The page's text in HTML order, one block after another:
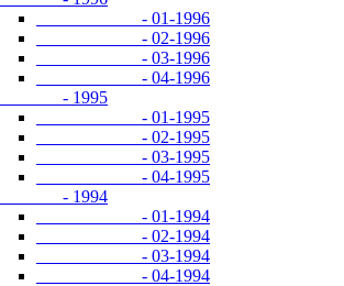
- 01-1996
- 02-1996
- 03-1996
- 04-1996
- 1995
- 01-1995
- 02-1995
- 03-1995
- 04-1995
- 1994
- 01-1994
- 02-1994
- 03-1994
- 04-1994